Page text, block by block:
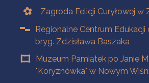
Zagroda Felicji Curyłowej w
Regionalne Centrum Edukacji
bryg. Zdzisława Baszaka
Muzeum Pamiątek po Janie
"Koryznówka" w Nowym